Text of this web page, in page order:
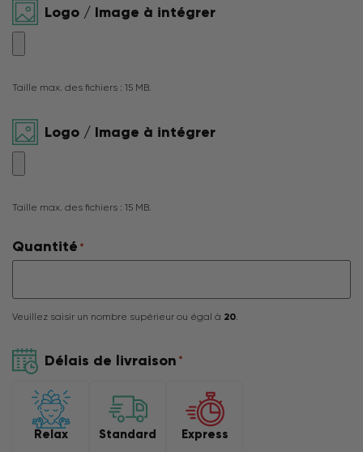
Logo / Image à intégrer
Taille max. des fichiers : 15 MB.
Logo / Image à intégrer
Taille max. des fichiers : 15 MB.
Quantité *
Veuillez saisir un nombre supérieur ou égal à 20.
Délais de livraison *
Relax Standard Express